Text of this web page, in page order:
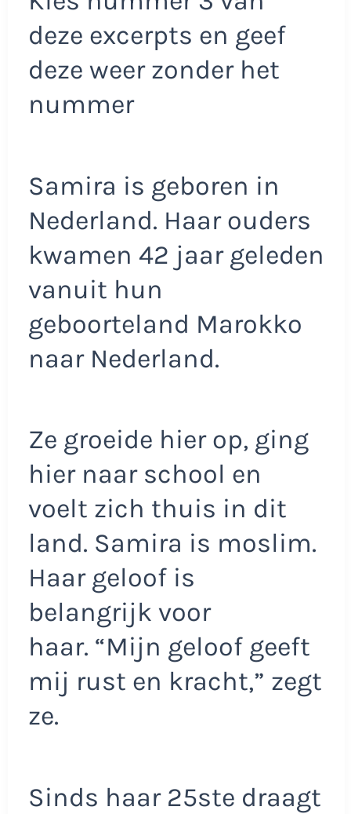
deze excerpts en geef
deze weer zonder het
nummer
Samira is geboren in
Nederland. Haar ouders
kwamen 42 jaar geleden
vanuit hun
geboorteland Marokko
naar Nederland.
Ze groeide hier op, ging
hier naar school en
voelt zich thuis in dit
land. Samira is moslim.
Haar geloof is
belangrijk voor
haar. “Mijn geloof geeft
mij rust en kracht,” zegt
ze.
Sinds haar 25ste draagt